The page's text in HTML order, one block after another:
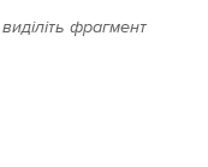
фрагмент